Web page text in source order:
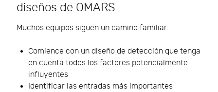
diseños de OMARS
Muchos equipos siguen un camino familiar:
Comience con un diseño de detección que tenga
en cuenta todos los factores potencialmente
influyentes
Identificar las entradas más importantes